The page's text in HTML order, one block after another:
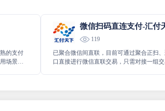
的支付
场景、
微信扫码直连支付-汇付
119
已聚合微信间直联，目前可通过聚合正扫
口直接进行微信直联交易，只需对接一组